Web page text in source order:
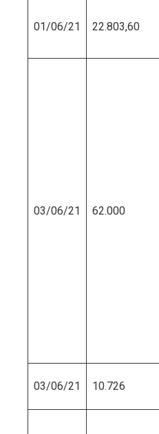
01/06/21 22.803,60
03/06/21 62.000
03/06/21 10.726